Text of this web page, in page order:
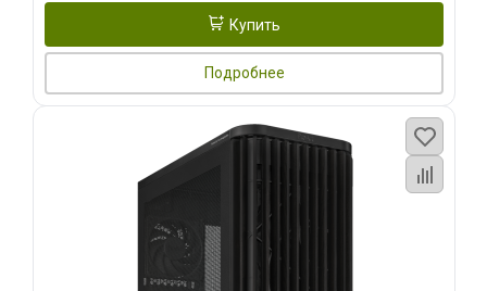
Купить
Подробнее